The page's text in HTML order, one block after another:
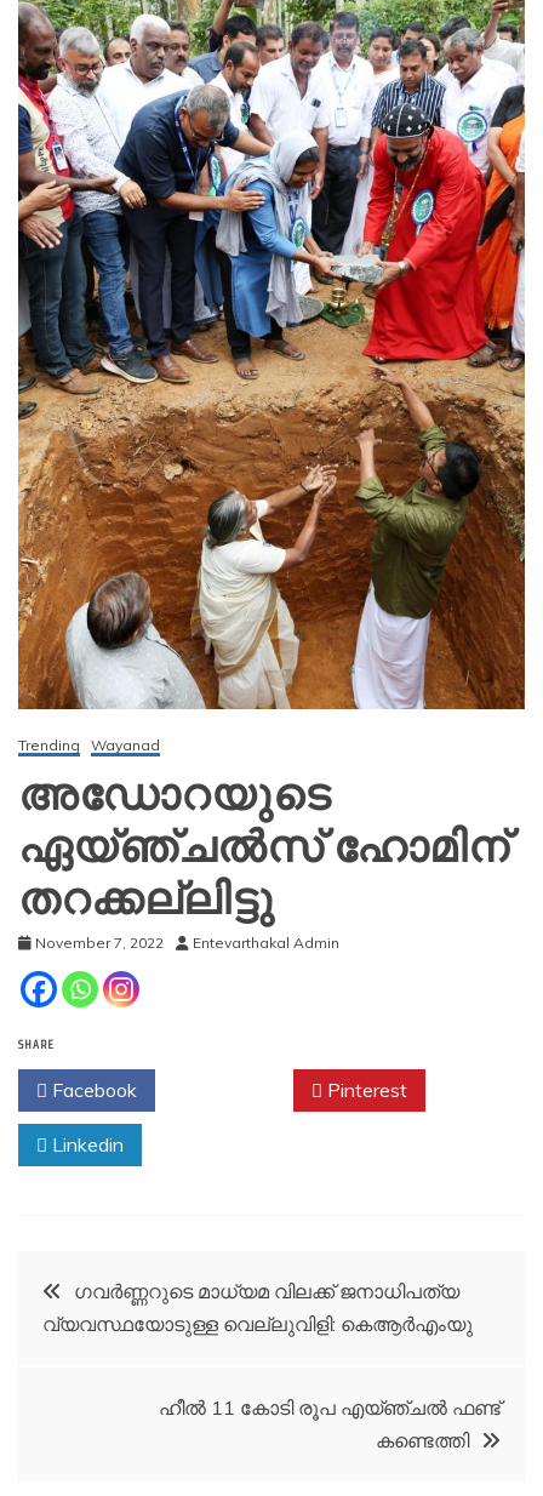
Trending Wayanad
അഡോറയുടെ
ഏയ്ഞ്ചല്‍സ് ഹോമിന്
തറക്കല്ലിട്ടു
November 7, 2022 Entevarthakal Admin
SHARE
Facebook Pinterest
Linkedin
Post
navigation
ഗവർണ്ണറുടെ മാധ്യമ വിലക്ക് ജനാധിപത്യ
വ്യവസ്ഥയോടുള്ള വെല്ലുവിളി: കെആർഎംയു
ഹീല്‍ 11 കോടി രൂപ എയ്ഞ്ചല്‍ ഫണ്ട്
കണ്ടെത്തി